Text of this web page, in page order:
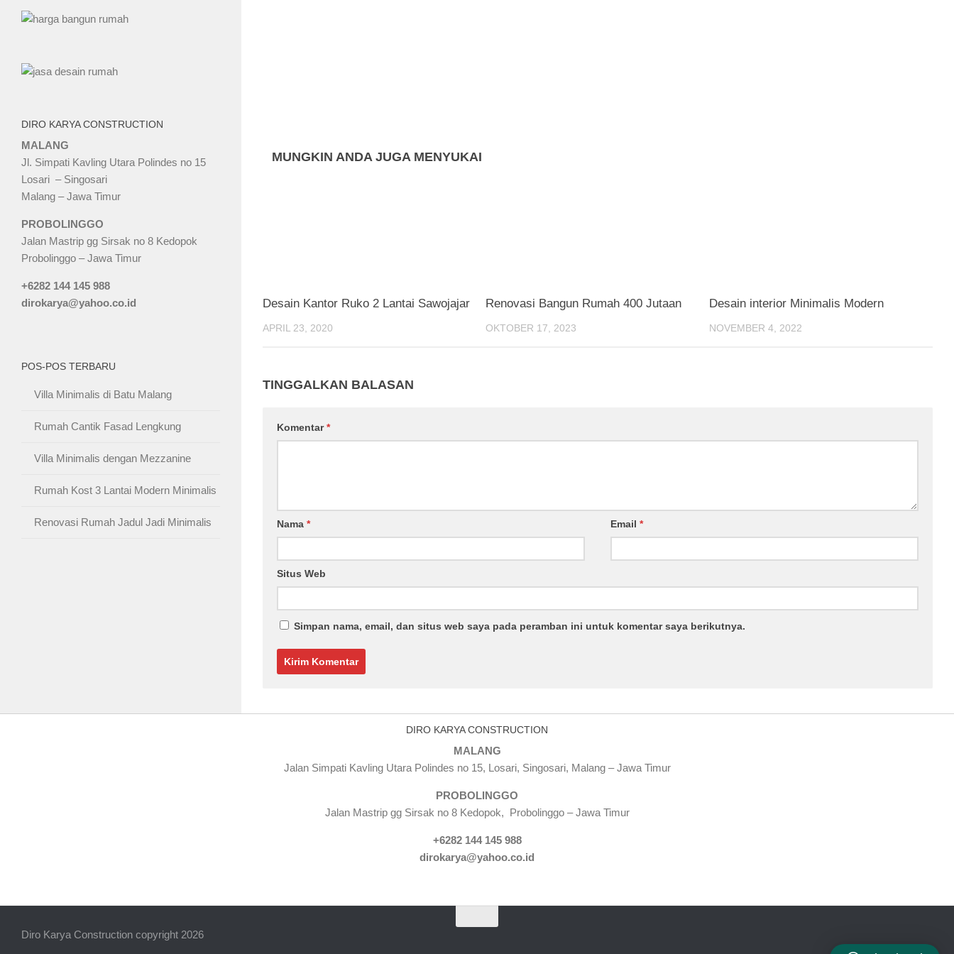
MUNGKIN ANDA JUGA MENYUKAI
Desain Kantor Ruko 2 Lantai Sawojajar
APRIL 23, 2020
Renovasi Bangun Rumah 400 Jutaan
OKTOBER 17, 2023
Desain interior Minimalis Modern
NOVEMBER 4, 2022
TINGGALKAN BALASAN
Komentar*
Nama * Email*
Situs Web
Simpan nama, email, dan situs web saya pada peramban ini untuk komentar saya berikutnya.
DIRO KARYA CONSTRUCTION
MALANG
Jl. Simpati Kavling Utara Polindes no 15
Losari – Singosari
Malang – Jawa Timur
PROBOLINGGO
Jalan Mastrip gg Sirsak no 8 Kedopok
Probolinggo – Jawa Timur
+6282 144 145 988
dirokarya@yahoo.co.id
POS-POS TERBARU
Villa Minimalis di Batu Malang
Rumah Cantik Fasad Lengkung
Villa Minimalis dengan Mezzanine
Rumah Kost 3 Lantai Modern Minimalis
Renovasi Rumah Jadul Jadi Minimalis
DIRO KARYA CONSTRUCTION
MALANG
Jalan Simpati Kavling Utara Polindes no 15, Losari, Singosari, Malang – Jawa Timur
PROBOLINGGO
Jalan Mastrip gg Sirsak no 8 Kedopok, Probolinggo – Jawa Timur
+6282 144 145 988
dirokarya@yahoo.co.id
Diro Karya Construction copyright 2026